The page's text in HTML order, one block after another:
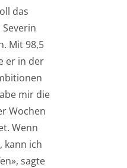
das
Mit 98,5
er in der
mir die
Wochen
Wenn
kann ich
sagte